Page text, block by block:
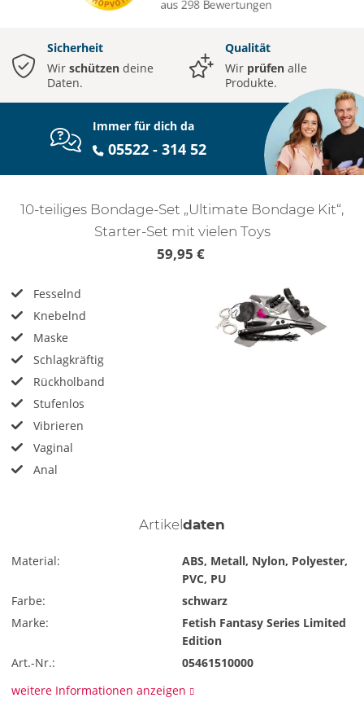
Sicherheit
Wir schützen deine
Daten.
Qualität
Wir prüfen alle
Produkte.
Immer für dich da
05522 - 314 52
10-teiliges Bondage-Set „Ultimate Bondage Kit“,
Starter-Set mit vielen Toys
59,95 €
Fesselnd
Knebelnd
Maske
Schlagkräftig
Rückholband
Stufenlos
Vibrieren
Vaginal
Anal
Artikeldaten
Material:
ABS, Metall, Nylon, Polyester,
PVC, PU
Farbe:
schwarz
Marke:
Fetish Fantasy Series Limited
Edition
Art.-Nr.:
05461510000
weitere Informationen anzeigen